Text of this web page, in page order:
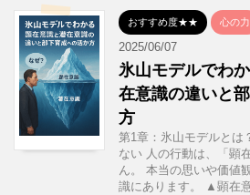
おすすめ度★★ 心の力
2025/06/07
氷山モデルでわ
在意識の違いと
方
第1章：氷山モデルとは
ない 人の行動は、「顕
ん。 本当の思いや価値
識にあります。 ▲顕在